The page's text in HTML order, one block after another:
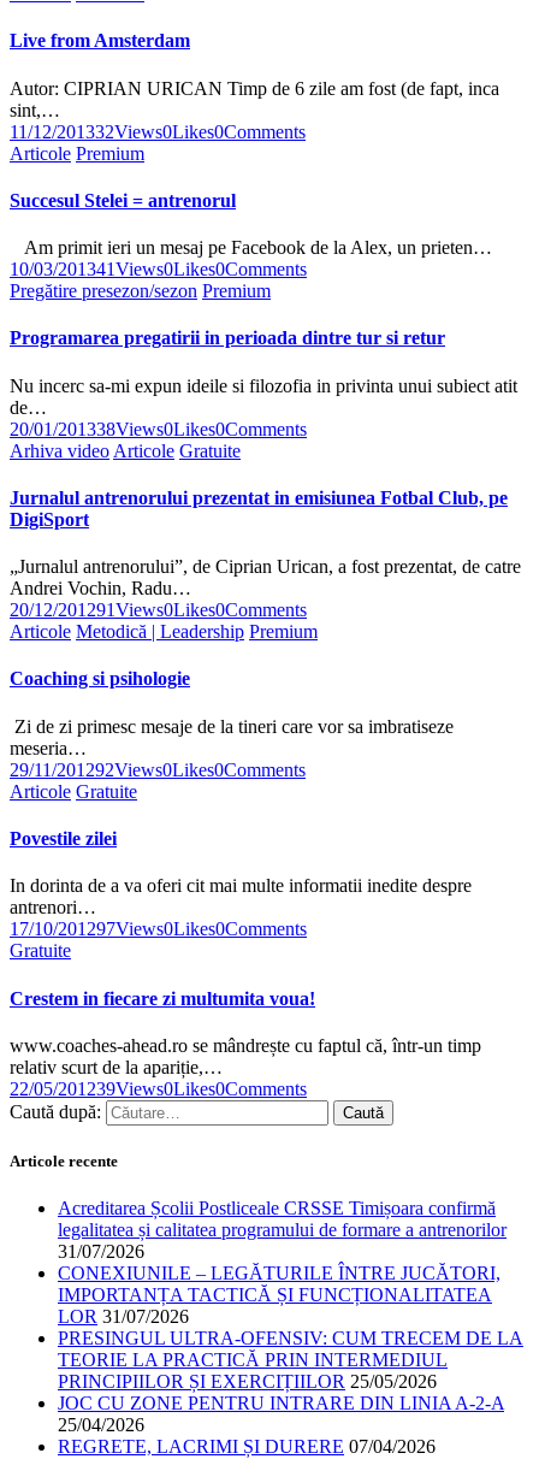
Live from Amsterdam
Autor: CIPRIAN URICAN Timp de 6 zile am fost (de fapt, inca
sint,…
11/12/201332Views0Likes0Comments
Articole Premium
Succesul Stelei = antrenorul
Am primit ieri un mesaj pe Facebook de la Alex, un prieten…
10/03/201341Views0Likes0Comments
Pregătire presezon/sezon Premium
Programarea pregatirii in perioada dintre tur si retur
Nu incerc sa-mi expun ideile si filozofia in privinta unui subiect atit
de…
20/01/201338Views0Likes0Comments
Arhiva video Articole Gratuite
Jurnalul antrenorului prezentat in emisiunea Fotbal Club, pe
DigiSport
„Jurnalul antrenorului”, de Ciprian Urican, a fost prezentat, de catre
Andrei Vochin, Radu…
20/12/201291Views0Likes0Comments
Articole Metodică | Leadership Premium
Coaching si psihologie
Zi de zi primesc mesaje de la tineri care vor sa imbratiseze
meseria…
29/11/201292Views0Likes0Comments
Articole Gratuite
Povestile zilei
In dorinta de a va oferi cit mai multe informatii inedite despre
antrenori…
17/10/201297Views0Likes0Comments
Gratuite
Crestem in fiecare zi multumita voua!
www.coaches-ahead.ro se mândrește cu faptul că, într-un timp
relativ scurt de la apariție,…
22/05/201239Views0Likes0Comments
Caută după:
Articole recente
Acreditarea Școlii Postliceale CRSSE Timișoara confirmă
legalitatea și calitatea programului de formare a antrenorilor
31/07/2026
CONEXIUNILE – LEGĂTURILE ÎNTRE JUCĂTORI,
IMPORTANȚA TACTICĂ ȘI FUNCȚIONALITATEA
LOR 31/07/2026
PRESINGUL ULTRA-OFENSIV: CUM TRECEM DE LA
TEORIE LA PRACTICĂ PRIN INTERMEDIUL
PRINCIPIILOR ȘI EXERCIȚIILOR 25/05/2026
JOC CU ZONE PENTRU INTRARE DIN LINIA A-2-A
25/04/2026
REGRETE, LACRIMI ȘI DURERE 07/04/2026